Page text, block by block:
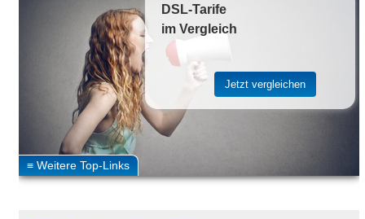
DSL-Tarife
im Vergleich